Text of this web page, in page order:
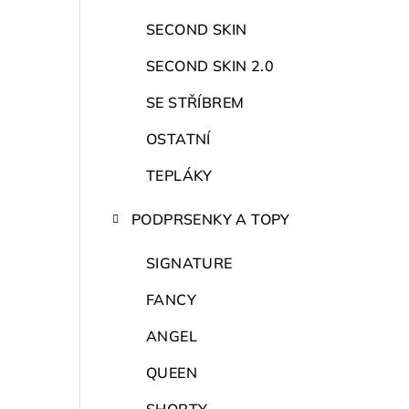
SECOND SKIN
SECOND SKIN 2.0
SE STŘÍBREM
OSTATNÍ
TEPLÁKY
PODPRSENKY A TOPY
SIGNATURE
FANCY
ANGEL
QUEEN